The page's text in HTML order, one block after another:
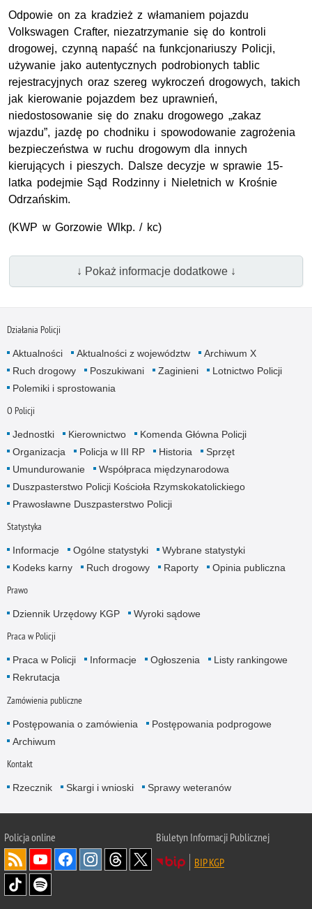
Odpowie on za kradzież z włamaniem pojazdu
Volkswagen Crafter, niezatrzymanie się do kontroli
drogowej, czynną napaść na funkcjonariuszy Policji,
używanie jako autentycznych podrobionych tablic
rejestracyjnych oraz szereg wykroczeń drogowych, takich
jak kierowanie pojazdem bez uprawnień,
niedostosowanie się do znaku drogowego „zakaz
wjazdu”, jazdę po chodniku i spowodowanie zagrożenia
bezpieczeństwa w ruchu drogowym dla innych
kierujących i pieszych. Dalsze decyzje w sprawie 15-
latka podejmie Sąd Rodzinny i Nieletnich w Krośnie
Odrzańskim.
(KWP w Gorzowie Wlkp. / kc)
↓ Pokaż informacje dodatkowe ↓
Działania Policji
Aktualności Aktualności z województw
Archiwum X
Ruch drogowy
Poszukiwani Zaginieni
Lotnictwo Policji
Polemiki i sprostowania
O Policji
Jednostki Kierownictwo
Komenda Główna Policji
Organizacja
Policja w III RP Historia
Sprzęt
Umundurowanie
Współpraca międzynarodowa
Duszpasterstwo Policji Kościoła Rzymskokatolickiego
Prawosławne Duszpasterstwo Policji
Statystyka
Informacje Ogólne statystyki
Wybrane statystyki
Kodeks karny
Ruch drogowy Raporty Opinia publiczna
Prawo
Dziennik Urzędowy KGP Wyroki sądowe
Praca w Policji
Praca w Policji Informacje Ogłoszenia
Listy rankingowe
Rekrutacja
Zamówienia publiczne
Postępowania o zamówienia
Postępowania podprogowe
Archiwum
Kontakt
Rzecznik Skargi i wnioski Sprawy weteranów
Policjaonline
Biuletyn Informacji Publicznej
BIP KGP